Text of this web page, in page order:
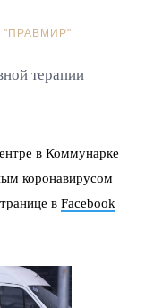
терапии
в Коммунарке
коронавирусом
в Facebook